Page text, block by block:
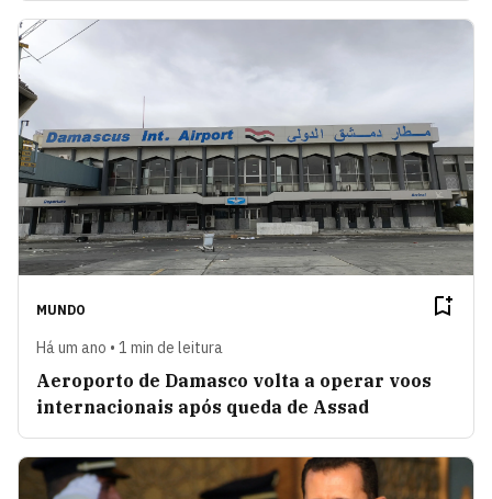
MUNDO
Há um ano • 1 min de leitura
Aeroporto de Damasco volta a operar voos
internacionais após queda de Assad